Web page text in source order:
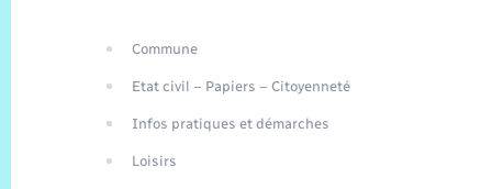
Traduction du
EN
Commune
Etat civil – Papiers – Citoyenneté
Infos pratiques et démarches
Loisirs